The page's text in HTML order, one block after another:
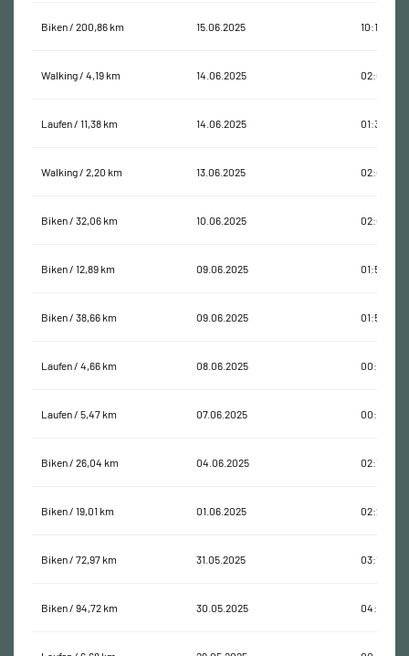
Biken / 200,86 km 15.06.2025 10:17:23
Walking / 4,19 km 14.06.2025 02:03:31
Laufen / 11,38 km 14.06.2025 01:38:28
Walking / 2,20 km 13.06.2025 02:03:43
Biken / 32,06 km 10.06.2025 02:04:50
Biken / 12,89 km 09.06.2025 01:57:31
Biken / 38,66 km 09.06.2025 01:57:15
Laufen / 4,66 km 08.06.2025 00:47:26
Laufen / 5,47 km 07.06.2025 00:52:31
Biken / 26,04 km 04.06.2025 02:19:29
Biken / 19,01 km 01.06.2025 02:26:04
Biken / 72,97 km 31.05.2025 03:11:03
Biken / 94,72 km 30.05.2025 04:54:08